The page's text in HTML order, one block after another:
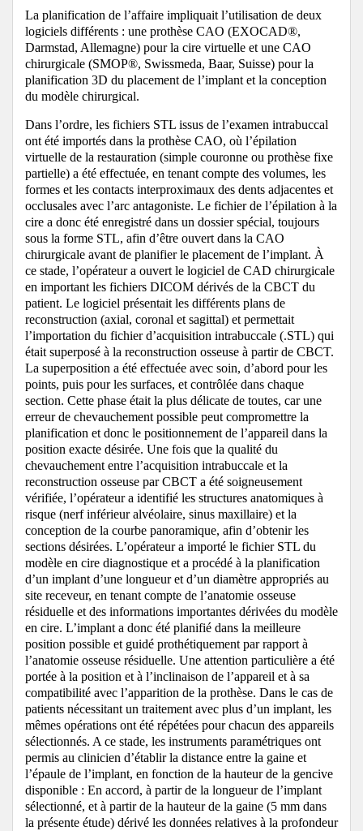
La planification de l’affaire impliquait l’utilisation de deux
logiciels différents : une prothèse CAO (EXOCAD®,
Darmstad, Allemagne) pour la cire virtuelle et une CAO
chirurgicale (SMOP®, Swissmeda, Baar, Suisse) pour la
planification 3D du placement de l’implant et la conception
du modèle chirurgical.
Dans l’ordre, les fichiers STL issus de l’examen intrabuccal
ont été importés dans la prothèse CAO, où l’épilation
virtuelle de la restauration (simple couronne ou prothèse fixe
partielle) a été effectuée, en tenant compte des volumes, les
formes et les contacts interproximaux des dents adjacentes et
occlusales avec l’arc antagoniste. Le fichier de l’épilation à la
cire a donc été enregistré dans un dossier spécial, toujours
sous la forme STL, afin d’être ouvert dans la CAO
chirurgicale avant de planifier le placement de l’implant. À
ce stade, l’opérateur a ouvert le logiciel de CAD chirurgicale
en important les fichiers DICOM dérivés de la CBCT du
patient. Le logiciel présentait les différents plans de
reconstruction (axial, coronal et sagittal) et permettait
l’importation du fichier d’acquisition intrabuccale (.STL) qui
était superposé à la reconstruction osseuse à partir de CBCT.
La superposition a été effectuée avec soin, d’abord pour les
points, puis pour les surfaces, et contrôlée dans chaque
section. Cette phase était la plus délicate de toutes, car une
erreur de chevauchement possible peut compromettre la
planification et donc le positionnement de l’appareil dans la
position exacte désirée. Une fois que la qualité du
chevauchement entre l’acquisition intrabuccale et la
reconstruction osseuse par CBCT a été soigneusement
vérifiée, l’opérateur a identifié les structures anatomiques à
risque (nerf inférieur alvéolaire, sinus maxillaire) et la
conception de la courbe panoramique, afin d’obtenir les
sections désirées. L’opérateur a importé le fichier STL du
modèle en cire diagnostique et a procédé à la planification
d’un implant d’une longueur et d’un diamètre appropriés au
site receveur, en tenant compte de l’anatomie osseuse
résiduelle et des informations importantes dérivées du modèle
en cire. L’implant a donc été planifié dans la meilleure
position possible et guidé prothétiquement par rapport à
l’anatomie osseuse résiduelle. Une attention particulière a été
portée à la position et à l’inclinaison de l’appareil et à sa
compatibilité avec l’apparition de la prothèse. Dans le cas de
patients nécessitant un traitement avec plus d’un implant, les
mêmes opérations ont été répétées pour chacun des appareils
sélectionnés. A ce stade, les instruments paramétriques ont
permis au clinicien d’établir la distance entre la gaine et
l’épaule de l’implant, en fonction de la hauteur de la gencive
disponible : En accord, à partir de la longueur de l’implant
sélectionné, et à partir de la hauteur de la gaine (5 mm dans
la présente étude) dérivé les données relatives à la profondeur